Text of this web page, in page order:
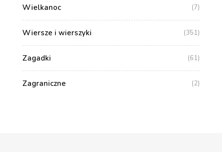
Wielkanoc (7)
Wiersze i wierszyki (351)
Zagadki (61)
Zagraniczne (2)